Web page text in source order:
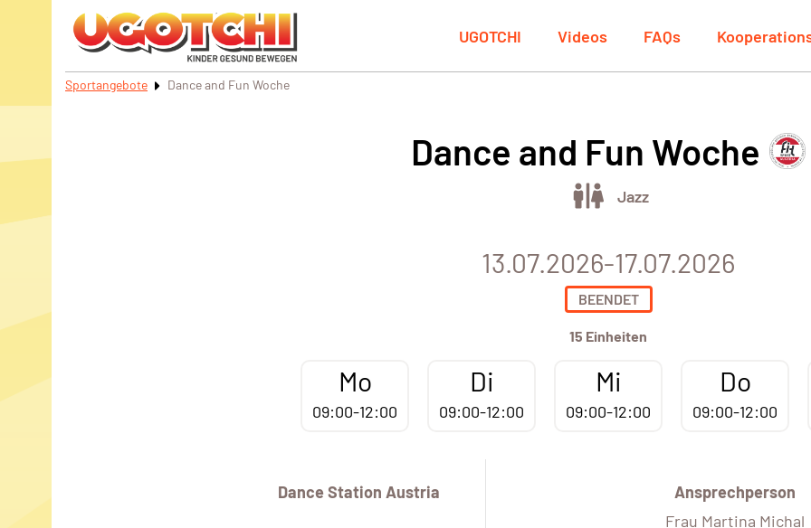
UGOTCHI Videos FAQs
Sportangebote Dance and Fun Woche
Dance and Fun Woche
Jazz
13.07.2026-17.07.2026
BEENDET
15 Einheiten
Mo
09:00-12:00
Di
09:00-12:00
Mi
09:00-12:00
Do
09:00-12:00
Dance Station Austria
Ansprechperson
Frau Martina Michal